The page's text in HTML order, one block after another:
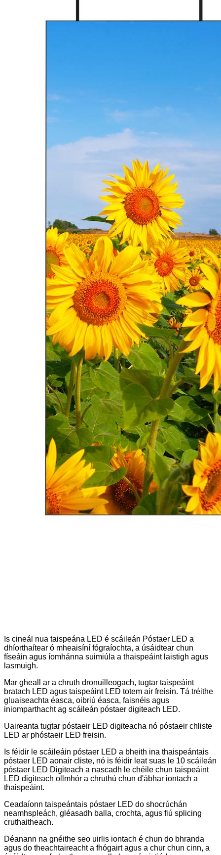
Is cineál nua taispeána LED é scáileán Póstaer LED a
dhíorthaítear ó mheaisíní fógraíochta, a úsáidtear chun
físeáin agus íomhánna suimiúla a thaispeáint laistigh agus
lasmuigh.
Mar gheall ar a chruth dronuilleogach, tugtar taispeáint
bratach LED agus taispeáint LED totem air freisin. Tá tréithe
gluaiseachta éasca, oibriú éasca, faisnéis agus
iniomparthacht ag scáileán póstaer digiteach LED.
Uaireanta tugtar póstaeir LED digiteacha nó póstaeir chliste
LED ar phóstaeir LED freisin.
Is féidir le scáileáin póstaer LED a bheith ina thaispeántais
póstaer LED aonair cliste, nó is féidir leat suas le 10 scáileán
póstaer LED Digiteach a nascadh le chéile chun taispeáint
LED digiteach ollmhór a chruthú chun d'ábhar iontach a
thaispeáint.
Ceadaíonn taispeántais póstaer LED do shocrúchán
neamhspleách, gléasadh balla, crochta, agus fiú splicing
cruthaitheach.
Déanann na gnéithe seo uirlis iontach é chun do bhranda
agus do theachtaireacht a fhógairt agus a chur chun cinn, a